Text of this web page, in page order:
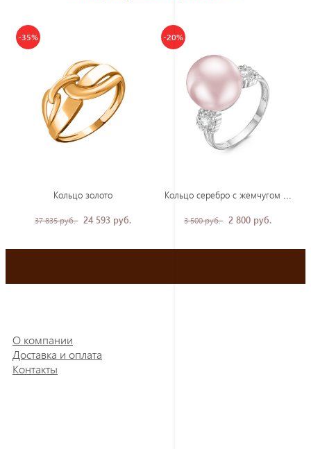
-35%
Кольцо золото
37 835 руб. 24 593 руб.
-20%
3 500 руб. 2 800 руб.
О компании
Доставка и оплата
Контакты